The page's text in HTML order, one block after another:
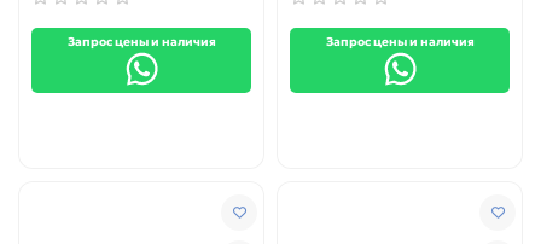
Запрос цены и наличия Запрос цены и наличия